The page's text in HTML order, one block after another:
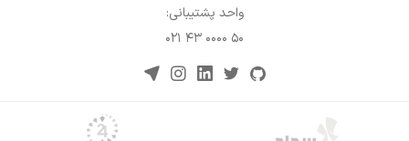
واحد پشتیبانی:
۰۲۱ ۴۳ ۰۰۰۰ ۵۰